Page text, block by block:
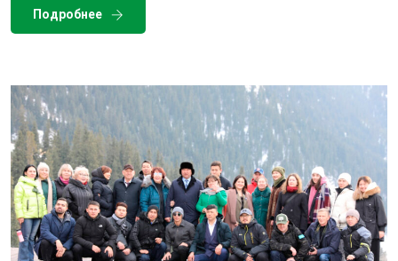
Подробнее